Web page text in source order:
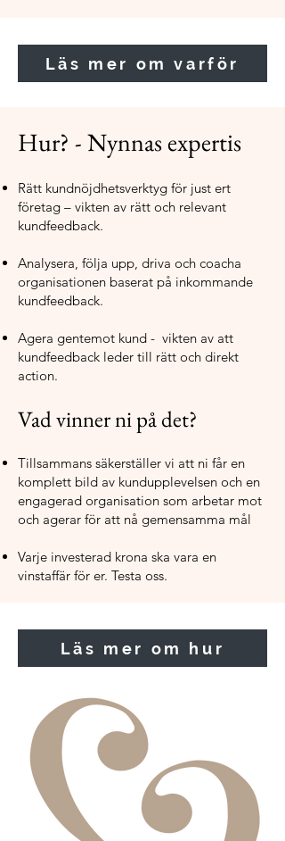
Läs mer om varför
Hur? - Nynnas expertis
Rätt kundnöjdhetsverktyg för just ert
företag – vikten av rätt och relevant
kundfeedback.
Analysera, följa upp, driva och coacha
organisationen baserat på inkommande
kundfeedback.
Agera gentemot kund - vikten av att
kundfeedback leder till rätt och direkt
action.
Vad vinner ni på det?
Tillsammans säkerställer vi att ni får en
komplett bild av kundupplevelsen och en
engagerad organisation som arbetar mot
och agerar för att nå gemensamma mål
Varje investerad krona ska vara en
vinstaffär för er. Testa oss.
Läs mer om hur